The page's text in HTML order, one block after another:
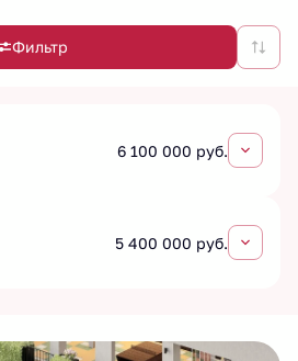
Фильтр
6 100 000 руб.
5 400 000 руб.